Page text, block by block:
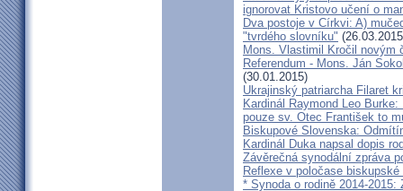
ignorovat Kristovo učení o
Dva postoje v Církvi: A)
"tvrdého slovníku"
Mons. Vlastimil Kročil novým
Referendum - Mons. Ján
(30.01.2015)
Ukrajinský patriarcha Filaret
Kardinál Raymond Leo
pouze sv. Otec František to
Biskupové Slovenska:
Kardinál Duka napsal dopis
Závěrečná synodální zpráva
Reflexe v poločase
* Synoda o rodině 2014-2015: